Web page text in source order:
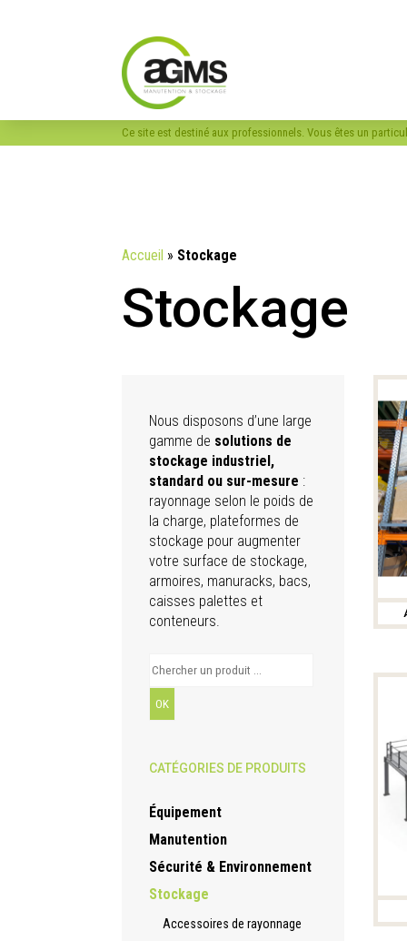
Ce site est destiné aux professionnels. Vous êtes un
Accueil » Stockage
Stockage
Nous disposons d’une large
gamme de solutions de
stockage industriel,
standard ou sur-mesure :
rayonnage selon le poids de
la charge, plateformes de
stockage pour augmenter
votre surface de stockage,
armoires, manuracks, bacs,
caisses palettes et
conteneurs.
Search
CATÉGORIES DE PRODUITS
Équipement
Manutention
Sécurité & Environnement
Stockage
Accessoires de rayonnage